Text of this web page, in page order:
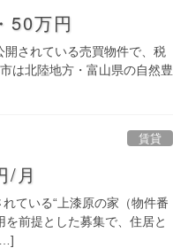
50万円
されている売買物件で、税
は北陸地方・富山県の自然豊
賃貸
/月
ている“上漆原の家（物件番
前提とした募集で、住居と